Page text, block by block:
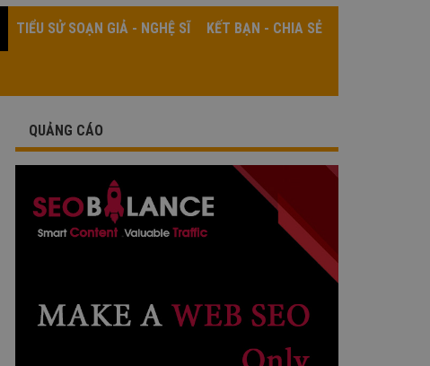
TIỂU SỬ SOẠN GIẢ - NGHỆ SĨ KẾT BẠN - CHIA SẺ
QUẢNG CÁO